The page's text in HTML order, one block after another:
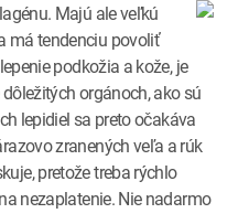
Majú ale veľkú
má tendenciu povoliť
podkožia a kože, je
orgánoch, ako sú
lepidiel sa preto očakáva
zranených veľa a rúk
pretože treba rýchlo
nezaplatenie. Nie nadarmo